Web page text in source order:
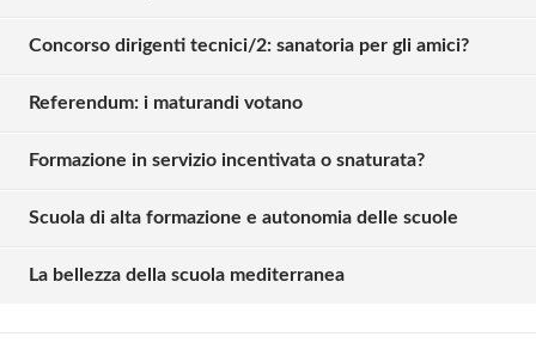
Concorso dirigenti tecnici/2: sanatoria per gli amici?
Referendum: i maturandi votano
Formazione in servizio incentivata o snaturata?
Scuola di alta formazione e autonomia delle scuole
La bellezza della scuola mediterranea
commentare!
Effettua il Login o Registrati